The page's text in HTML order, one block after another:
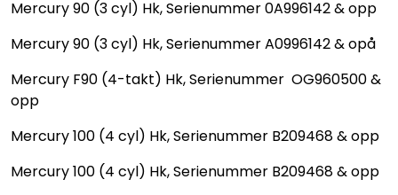
Mercury 90 (3 cyl) Hk, Serienummer 0A996142 & opp
Mercury 90 (3 cyl) Hk, Serienummer A0996142 & opå
Mercury F90 (4-takt) Hk, Serienummer OG960500 &
opp
Mercury 100 (4 cyl) Hk, Serienummer B209468 & opp
Mercury 100 (4 cyl) Hk, Serienummer B209468 & opp